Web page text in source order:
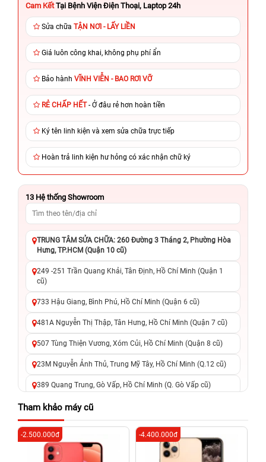
Cam Kết Tại Bệnh Viện Điện Thoại, Laptop 24h
Sửa chữa TẬN NƠI - LẤY LIỀN
Giá luôn công khai, không phụ phí ẩn
Bảo hành VĨNH VIỄN - BAO RƠI VỠ
RẺ CHẤP HẾT- Ở đâu rẻ hơn hoàn tiền
Ký tên linh kiện và xem sửa chữa trực tiếp
Hoàn trả linh kiện hư hỏng có xác nhận chữ ký
13 Hệ thống Showroom
TRUNG TÂM SỬA CHỮA: 260 Đường 3 Tháng 2, Phường Hòa
Hưng, TP.HCM (Quận 10 cũ)
249 -251 Trần Quang Khải, Tân Định, Hồ Chí Minh (Quận 1
cũ)
733 Hậu Giang, Bình Phú, Hồ Chí Minh (Quận 6 cũ)
481A Nguyễn Thị Thập, Tân Hưng, Hồ Chí Minh (Quận 7 cũ)
507 Tùng Thiện Vương, Xóm Củi, Hồ Chí Minh (Quận 8 cũ)
23M Nguyễn Ảnh Thủ, Trung Mỹ Tây, Hồ Chí Minh (Q.12 cũ)
389 Quang Trung, Gò Vấp, Hồ Chí Minh (Q. Gò Vấp cũ)
625 - 625A Âu Cơ, Tân Phú, Hồ Chí Minh (Quận Tân Phú cũ)
326 Lê Văn Việt, Tăng Nhơn Phú, Hồ Chí Minh (Q.9 TP. Thủ
Đức cũ)
256 Võ Văn Ngân, Thủ Đức, Hồ Chí Minh (Bình Thọ, TP. Thủ
Tham khảo máy cũ
-2.500.000đ -4.400.000đ